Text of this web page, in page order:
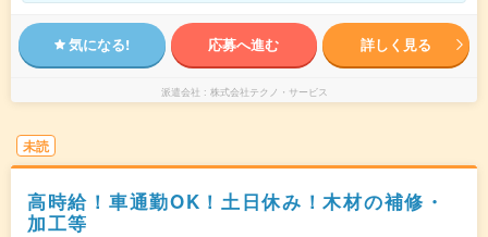
気になる! 応募へ進む 詳しく見る
派遣会社 株式会社テクノ・サービス
未読
高時給！車通勤OK！土日休み！木材の補修・
加工等